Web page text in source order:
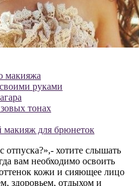
макияжа
руками
тонах
для брюнеток
хотите слышать
вам необходимо освоить
кожи и сияющее лицо
здоровьем, отдыхом и